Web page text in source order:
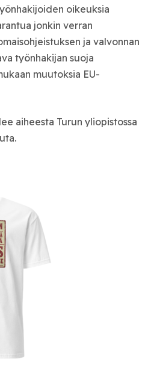
oikeuksia
jonkin verran
ja valvonnan
työnhakijan suoja
muutoksia EU-
aiheesta Turun yliopistossa